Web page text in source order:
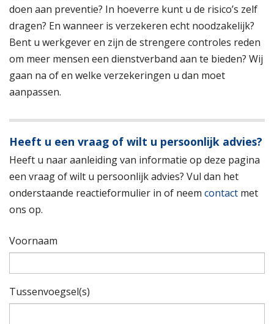
doen aan preventie? In hoeverre kunt u de risico’s zelf
dragen? En wanneer is verzekeren echt noodzakelijk?
Bent u werkgever en zijn de strengere controles reden
om meer mensen een dienstverband aan te bieden? Wij
gaan na of en welke verzekeringen u dan moet
aanpassen.
Heeft u een vraag of wilt u persoonlijk advies?
Heeft u naar aanleiding van informatie op deze pagina
een vraag of wilt u persoonlijk advies? Vul dan het
onderstaande reactieformulier in of neem contact met
ons op.
Voornaam
Tussenvoegsel(s)